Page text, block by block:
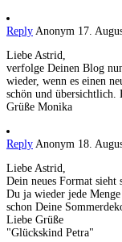
Reply Anonym 17.
Liebe Astrid,
verfolge Deinen Blog
wieder, wenn es einen
schön und
Grüße Monika
Reply Anonym 18.
Liebe Astrid,
Dein neues Format
Du ja wieder jede
schon Deine
Liebe Grüße
"Glückskind Petra"